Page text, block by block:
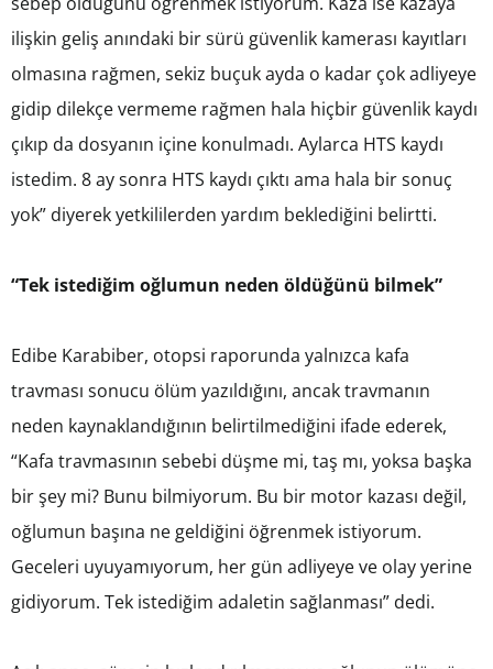
ilişkin geliş anındaki bir sürü güvenlik kamerası kayıtları
olmasına rağmen, sekiz buçuk ayda o kadar çok adliyeye
gidip dilekçe vermeme rağmen hala hiçbir güvenlik kaydı
çıkıp da dosyanın içine konulmadı. Aylarca HTS kaydı
istedim. 8 ay sonra HTS kaydı çıktı ama hala bir sonuç
yok” diyerek yetkililerden yardım beklediğini belirtti.
“Tek istediğim oğlumun neden öldüğünü bilmek”
Edibe Karabiber, otopsi raporunda yalnızca kafa
travması sonucu ölüm yazıldığını, ancak travmanın
neden kaynaklandığının belirtilmediğini ifade ederek,
“Kafa travmasının sebebi düşme mi, taş mı, yoksa başka
bir şey mi? Bunu bilmiyorum. Bu bir motor kazası değil,
oğlumun başına ne geldiğini öğrenmek istiyorum.
Geceleri uyuyamıyorum, her gün adliyeye ve olay yerine
gidiyorum. Tek istediğim adaletin sağlanması” dedi.